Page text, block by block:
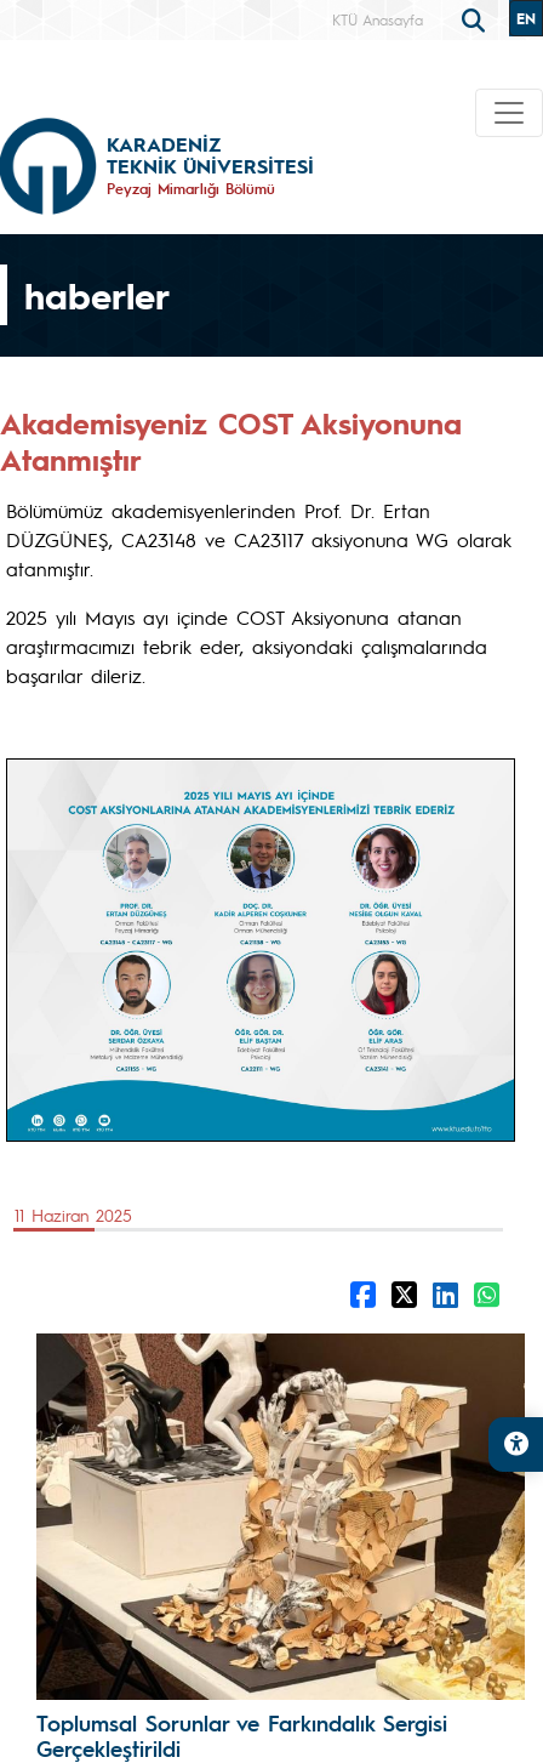
KTÜ Anasayfa EN
KARADENİZ
TEKNİK ÜNİVERSİTESİ
Peyzaj Mimarlığı Bölümü
haberler
Akademisyeniz COST Aksiyonuna
Atanmıştır
Bölümümüz akademisyenlerinden Prof. Dr. Ertan
DÜZGÜNEŞ, CA23148 ve CA23117 aksiyonuna WG olarak
atanmıştır.
2025 yılı Mayıs ayı içinde COST Aksiyonuna atanan
araştırmacımızı tebrik eder, aksiyondaki çalışmalarında
başarılar dileriz.
11 Haziran 2025
Toplumsal Sorunlar ve Farkındalık Sergisi
Gerçekleştirildi